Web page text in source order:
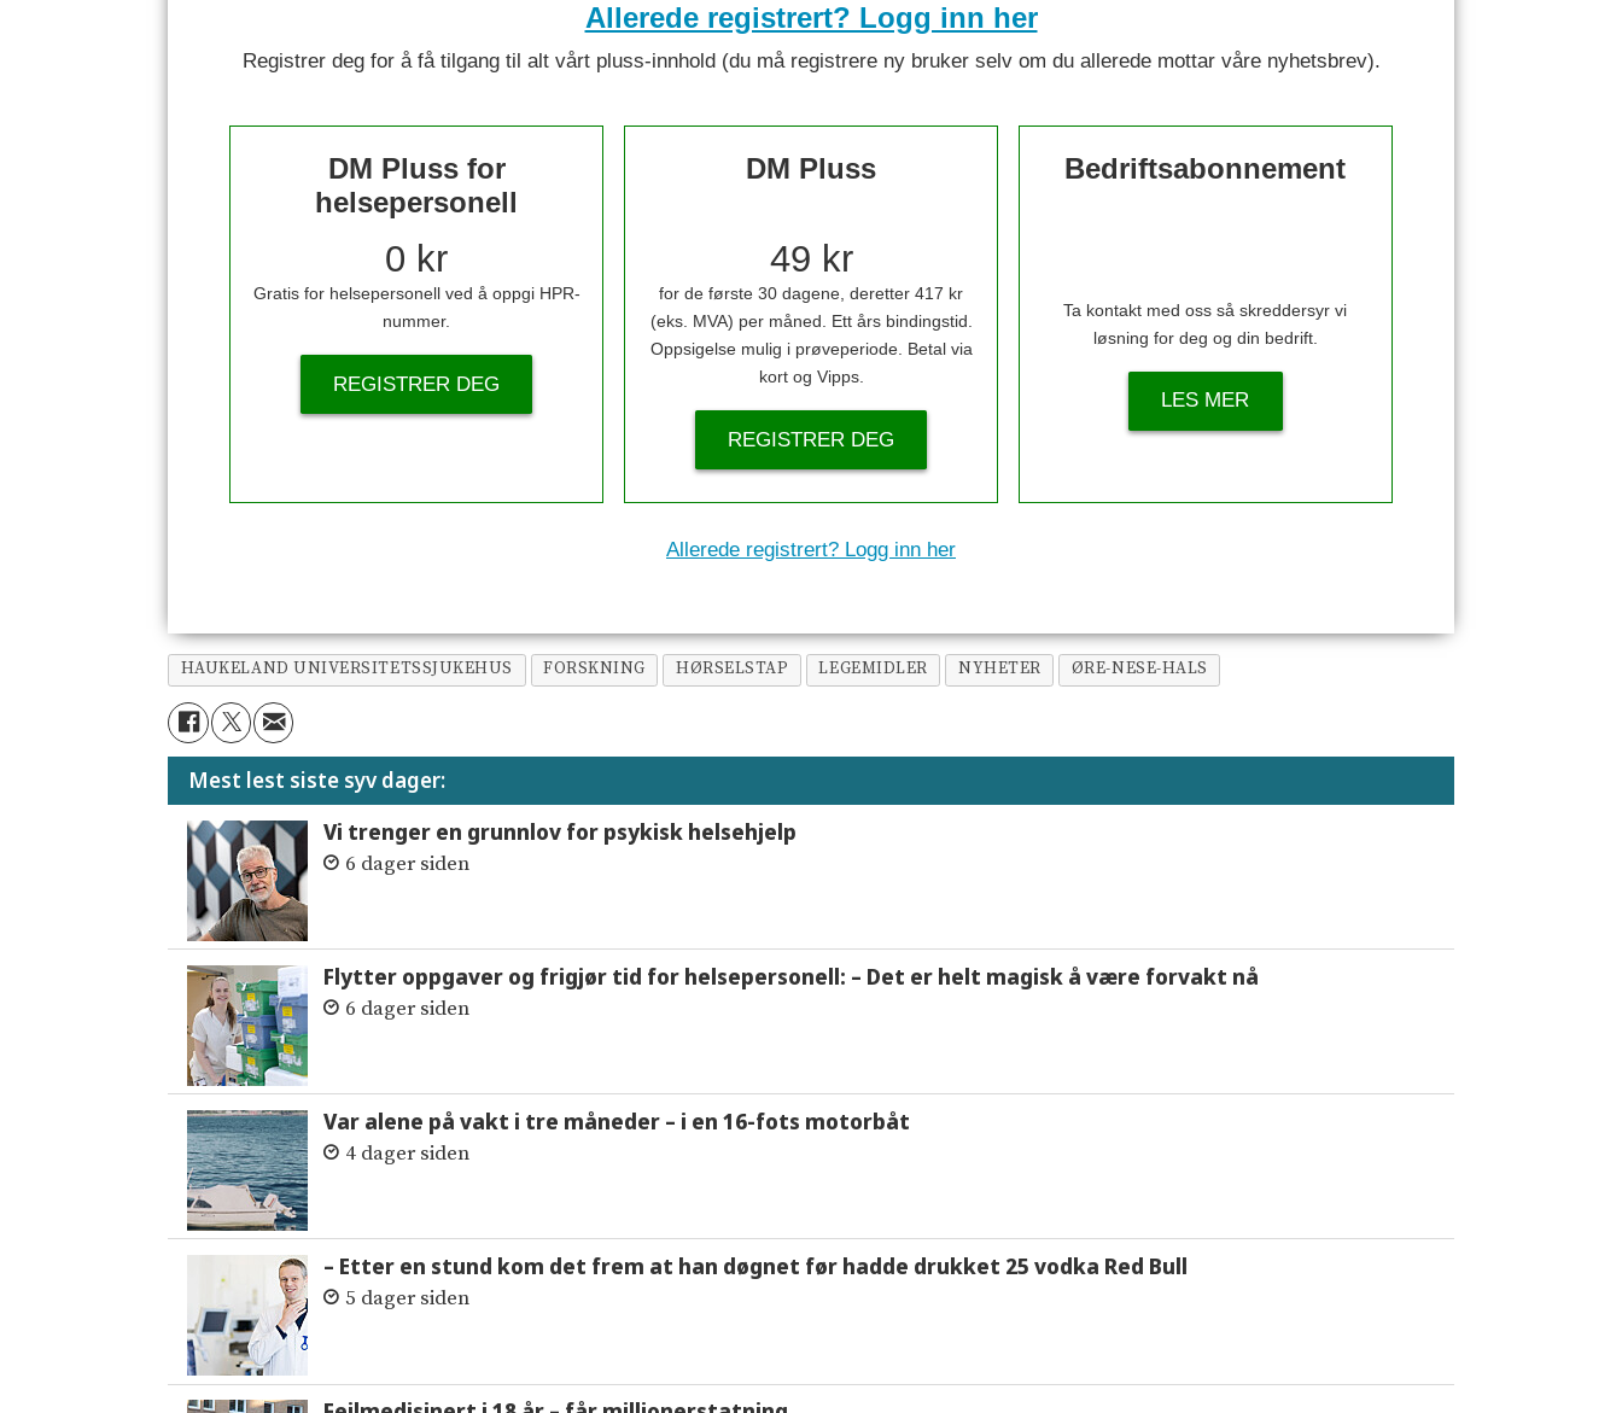
Allerede registrert? Logg inn her
Registrer deg for å få tilgang til alt vårt pluss-innhold (du må registrere ny bruker selv om du allerede mottar våre nyhetsbrev).
DM Pluss for
helsepersonell
0 kr
Gratis for helsepersonell ved å oppgi HPR-
nummer.
REGISTRER DEG
DM Pluss
49 kr
for de første 30 dagene, deretter 417 kr
(eks. MVA) per måned. Ett års bindingstid.
Oppsigelse mulig i prøveperiode. Betal via
kort og Vipps.
REGISTRER DEG
Bedriftsabonnement
Ta kontakt med oss så skreddersyr vi
løsning for deg og din bedrift.
LES MER
Allerede registrert? Logg inn her
HAUKELAND UNIVERSITETSSJUKEHUS FORSKNING HØRSELSTAP LEGEMIDLER NYHETER ØRE-NESE-HALS
Mest lest siste syv dager:
Vi trenger en grunnlov for psykisk helsehjelp
6 dager siden
Flytter oppgaver og frigjør tid for helsepersonell: – Det er helt magisk å være forvakt nå
6 dager siden
Var alene på vakt i tre måneder – i en 16-fots motorbåt
4 dager siden
– Etter en stund kom det frem at han døgnet før hadde drukket 25 vodka Red Bull
5 dager siden